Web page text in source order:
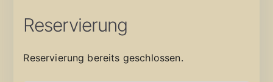
Reservierung
Reservierung bereits geschlossen.